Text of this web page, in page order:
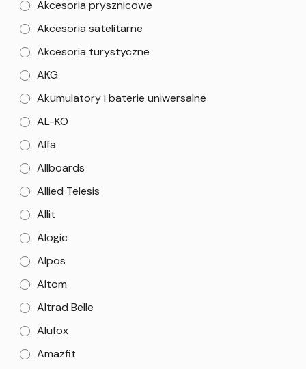
Akcesoria prysznicowe
Akcesoria satelitarne
Akcesoria turystyczne
AKG
Akumulatory i baterie uniwersalne
AL-KO
Alfa
Allboards
Allied Telesis
Allit
Alogic
Alpos
Altom
Altrad Belle
Alufox
Amazfit